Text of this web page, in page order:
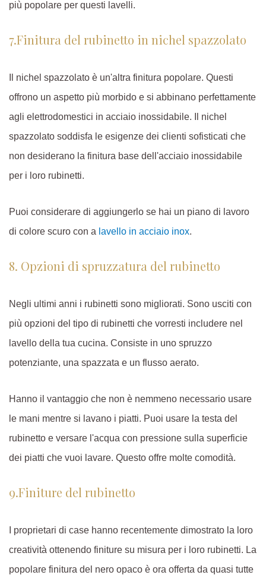
più popolare per questi lavelli.
7.Finitura del rubinetto in nichel spazzolato
Il nichel spazzolato è un'altra finitura popolare. Questi
offrono un aspetto più morbido e si abbinano perfettamente
agli elettrodomestici in acciaio inossidabile. Il nichel
spazzolato soddisfa le esigenze dei clienti sofisticati che
non desiderano la finitura base dell'acciaio inossidabile
per i loro rubinetti.
Puoi considerare di aggiungerlo se hai un piano di lavoro
di colore scuro con a lavello in acciaio inox.
8. Opzioni di spruzzatura del rubinetto
Negli ultimi anni i rubinetti sono migliorati. Sono usciti con
più opzioni del tipo di rubinetti che vorresti includere nel
lavello della tua cucina. Consiste in uno spruzzo
potenziante, una spazzata e un flusso aerato.
Hanno il vantaggio che non è nemmeno necessario usare
le mani mentre si lavano i piatti. Puoi usare la testa del
rubinetto e versare l'acqua con pressione sulla superficie
dei piatti che vuoi lavare. Questo offre molte comodità.
9.Finiture del rubinetto
I proprietari di case hanno recentemente dimostrato la loro
creatività ottenendo finiture su misura per i loro rubinetti. La
popolare finitura del nero opaco è ora offerta da quasi tutte